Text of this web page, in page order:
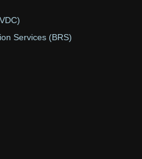
Services (BRS)